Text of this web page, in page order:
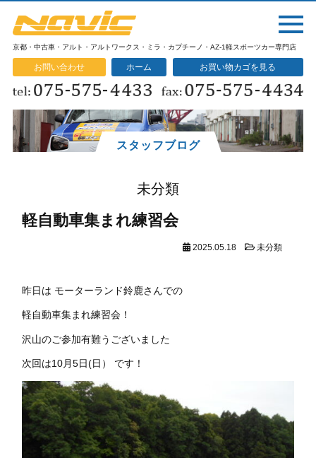
京都・中古車・アルト・アルトワークス・ミラ・カプチーノ・AZ-1軽スポーツカー専門店
お問い合わせ ホーム お買い物カゴを見る
スタッフブログ
未分類
軽自動車集まれ練習会
2025.05.18 未分類
昨日は モーターランド鈴鹿さんでの
軽自動車集まれ練習会！
沢山のご参加有難うございました
次回は10月5日(日） です！